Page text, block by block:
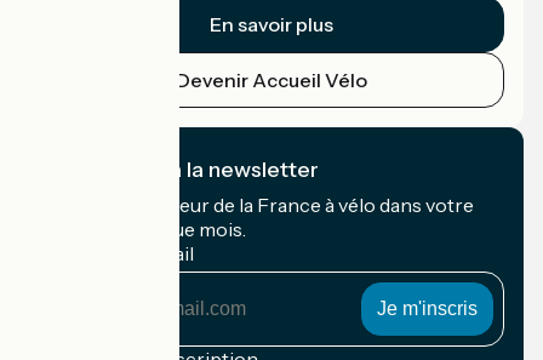
En savoir plus
Devenir Accueil Vélo
Je m'abonne à la newsletter
Recevez le meilleur de la France à vélo dans votre
boîte mail chaque mois.
Mon adresse mail